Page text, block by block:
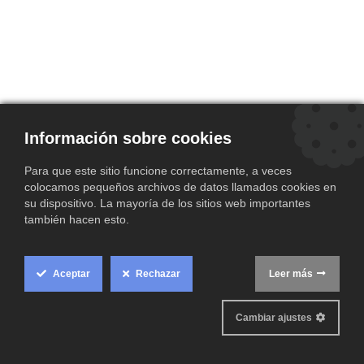
Español -Aviso
Cookie
Información sobre cookies
Para que este sitio funcione correctamente, a veces
colocamos pequeños archivos de datos llamados cookies en
su dispositivo. La mayoría de los sitios web importantes
también hacen esto.
Aceptar Rechazar Leer más
Cambiar ajustes